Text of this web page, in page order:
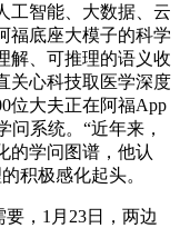
工智能、大数据、云
福底座大模子的科学
解、可推理的语义收
关心科技取医学深度
位大夫正在阿福App
问系统。“近年来，
的学问图谱，他认
积极感化起头。
，1月23日，两边